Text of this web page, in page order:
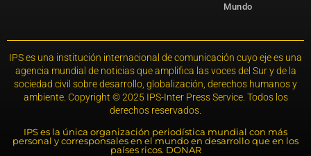
Mundo
IPS es una institución internacional de comunicación cuyo eje es una
agencia mundial de noticias que amplifica las voces del Sur y de la
sociedad civil sobre desarrollo, globalización, derechos humanos y
ambiente. Copyright © 2025 IPS-Inter Press Service. Todos los
derechos reservados.
IPS es la única organización periodística mundial con más
personal y corresponsales en el mundo en desarrollo que en los
países ricos. DONAR